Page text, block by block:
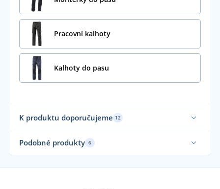
Pracovní kalhoty
Kalhoty do pasu
K produktu doporučujeme 12
Podobné produkty 6